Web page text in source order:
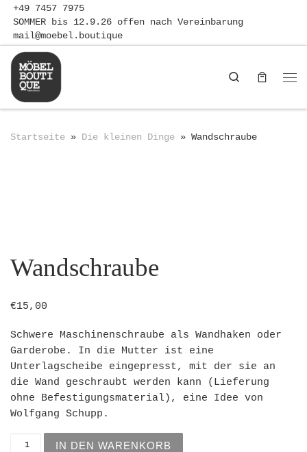
Zum Inhalt springen
+49 7457 7975
SOMMER bis 12.9.26 offen nach Vereinbarung
mail@moebel.boutique
Search
Startseite » Die kleinen Dinge » Wandschraube
Wandschraube
€15,00
Schwere Maschinenschraube als Wandhaken oder
Garderobe. In die Mutter ist eine
Unterlagscheibe eingepresst, mit der sie an
die Wand geschraubt werden kann (Lieferung
ohne Befestigungsmaterial), eine Idee von
Wolfgang Schupp.
IN DEN WARENKORB